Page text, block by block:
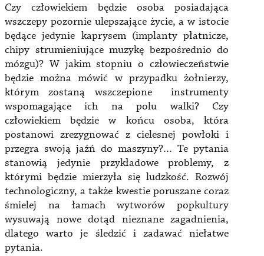
Czy człowiekiem będzie osoba posiadająca
wszczepy pozornie ulepszające życie, a w istocie
będące jedynie kaprysem (implanty płatnicze,
chipy strumieniujące muzykę bezpośrednio do
mózgu)? W jakim stopniu o człowieczeństwie
będzie można mówić w przypadku żołnierzy,
którym zostaną wszczepione instrumenty
wspomagające ich na polu walki? Czy
człowiekiem będzie w końcu osoba, która
postanowi zrezygnować z cielesnej powłoki i
przegra swoją jaźń do maszyny?… Te pytania
stanowią jedynie przykładowe problemy, z
którymi będzie mierzyła się ludzkość. Rozwój
technologiczny, a także kwestie poruszane coraz
śmielej na łamach wytworów popkultury
wysuwają nowe dotąd nieznane zagadnienia,
dlatego warto je śledzić i zadawać niełatwe
pytania.